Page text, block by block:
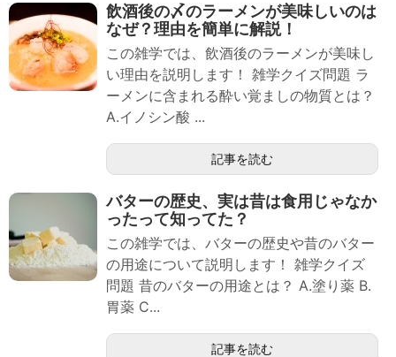
飲酒後の〆のラーメンが美味しいのは
なぜ？理由を簡単に解説！
この雑学では、飲酒後のラーメンが美味し
い理由を説明します！ 雑学クイズ問題 ラ
ーメンに含まれる酔い覚ましの物質とは？
A.イノシン酸 ...
記事を読む
バターの歴史、実は昔は食用じゃなか
ったって知ってた？
この雑学では、バターの歴史や昔のバター
の用途について説明します！ 雑学クイズ
問題 昔のバターの用途とは？ A.塗り薬 B.
胃薬 C...
記事を読む